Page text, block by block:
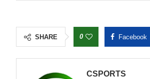
SHARE 0 Facebook
CSPORTS